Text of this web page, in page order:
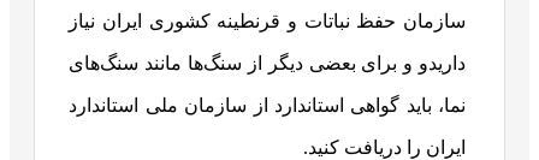
سازمان حفظ نباتات و قرنطینه کشوری ایران نیاز
داریدو و برای بعضی دیگر از سنگ‌ها مانند سنگ‌های
نما، باید گواهی استاندارد از سازمان ملی استاندارد
ایران را دریافت کنید.